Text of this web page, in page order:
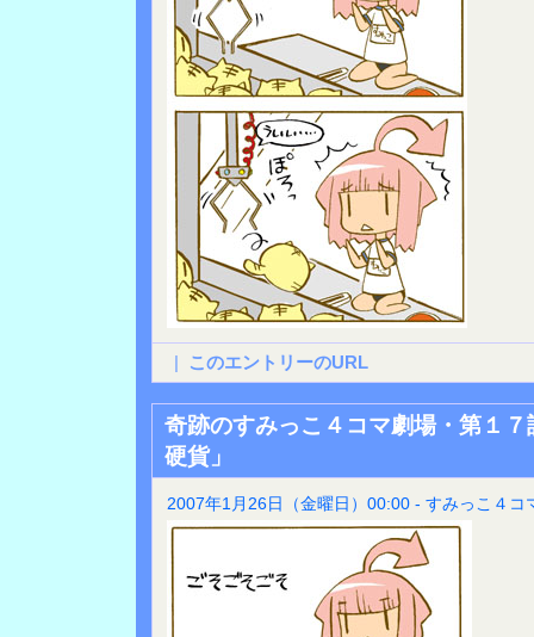
| このエントリーのURL
奇跡のすみっこ４コマ劇場・第１
硬貨」
2007年1月26日（金曜日）00:00 - すみっこ４コ